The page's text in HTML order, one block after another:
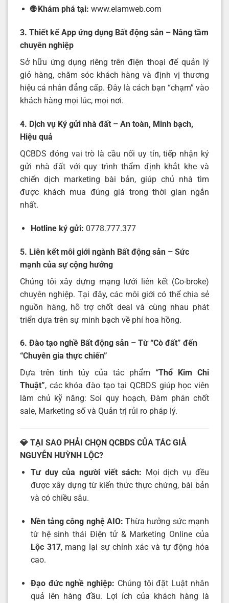
🌐 Khám phá tại: www.elamweb.com
3. Thiết kế App ứng dụng Bất động sản – Nâng tầm
chuyên nghiệp
Sở hữu ứng dụng riêng trên điện thoại để quản lý
giỏ hàng, chăm sóc khách hàng và định vị thương
hiệu cá nhân đẳng cấp. Đây là cách bạn “chạm” vào
khách hàng mọi lúc, mọi nơi.
4. Dịch vụ Ký gửi nhà đất – An toàn, Minh bạch,
Hiệu quả
QCBDS đóng vai trò là cầu nối uy tín, tiếp nhận ký
gửi nhà đất với quy trình thẩm định khắt khe và
chiến dịch marketing bài bản, giúp chủ nhà tìm
được khách mua đúng giá trong thời gian ngắn
nhất.
Hotline ký gửi: 0778.777.377
5. Liên kết môi giới ngành Bất động sản – Sức
mạnh của sự cộng hưởng
Chúng tôi xây dựng mạng lưới liên kết (Co-broke)
chuyên nghiệp. Tại đây, các môi giới có thể chia sẻ
nguồn hàng, hỗ trợ chốt deal và cùng nhau phát
triển dựa trên sự minh bạch về phí hoa hồng.
6. Đào tạo nghề Bất động sản – Từ “Cò đất” đến
“Chuyên gia thực chiến”
Dựa trên tinh túy của tác phẩm “Thổ Kim Chi
Thuật”, các khóa đào tạo tại QCBDS giúp học viên
làm chủ kỹ năng: Soi quy hoạch, Đàm phán chốt
sale, Marketing số và Quản trị rủi ro pháp lý.
💎 TẠI SAO PHẢI CHỌN QCBDS CỦA TÁC GIẢ
NGUYỄN HUỲNH LỘC?
Tư duy của người viết sách: Mọi dịch vụ đều
được xây dựng từ kiến thức thực chứng, bài bản
và có chiều sâu.
Nền tảng công nghệ AIO: Thừa hưởng sức mạnh
từ hệ sinh thái Điện tử & Marketing Online của
Lộc 317, mang lại sự chính xác và tự động hóa
cao.
Đạo đức nghề nghiệp: Chúng tôi đặt Luật nhân
quả lên hàng đầu. Lợi ích của khách hàng là